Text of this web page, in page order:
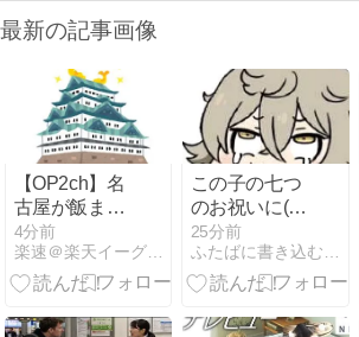
最新の記事画像
【OP2ch】名
古屋が飯まず
いといったや
つこい・６：
『静岡三重岐
古屋飯みたい
4分前
楽速＠楽天イーグルスまとめ速報
この子の七つ
のお祝いに(ガ
ンダム水星の
魔女スレ)
25分前
ふたばに書き込む勇気がないので、ここで勝手に参加するブログ